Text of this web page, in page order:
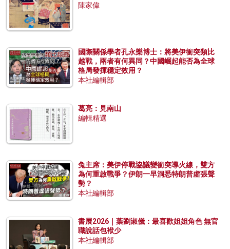
陳家偉
國際關係學者孔永樂博士：將美伊衝突類比
越戰，兩者有何異同？中國崛起能否為全球
格局發揮穩定效用？
本社編輯部
葛亮：見南山
編輯精選
兔主席：美伊停戰協議變衝突導火線，雙方
為何重啟戰爭？伊朗一早洞悉特朗普虛張聲
勢？
本社編輯部
書展2026｜葉劉淑儀：最喜歡姐姐角色 無官
職說話包袱少
本社編輯部